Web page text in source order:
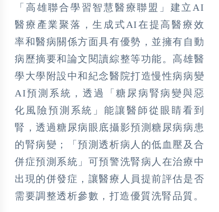
「高雄聯合學習智慧醫療聯盟」建立AI
醫療產業聚落，生成式AI在提高醫療效
率和醫病關係方面具有優勢，並擁有自動
病歷摘要和論文閱讀綜整等功能。高雄醫
學大學附設中和紀念醫院打造慢性病病變
AI預測系統，透過「糖尿病腎病變與惡
化風險預測系統」能讓醫師從眼睛看到
腎，透過糖尿病眼底攝影預測糖尿病病患
的腎病變；「預測透析病人的低血壓及合
併症預測系統」可預警洗腎病人在治療中
出現的併發症，讓醫療人員提前評估是否
需要調整透析參數，打造優質洗腎品質。